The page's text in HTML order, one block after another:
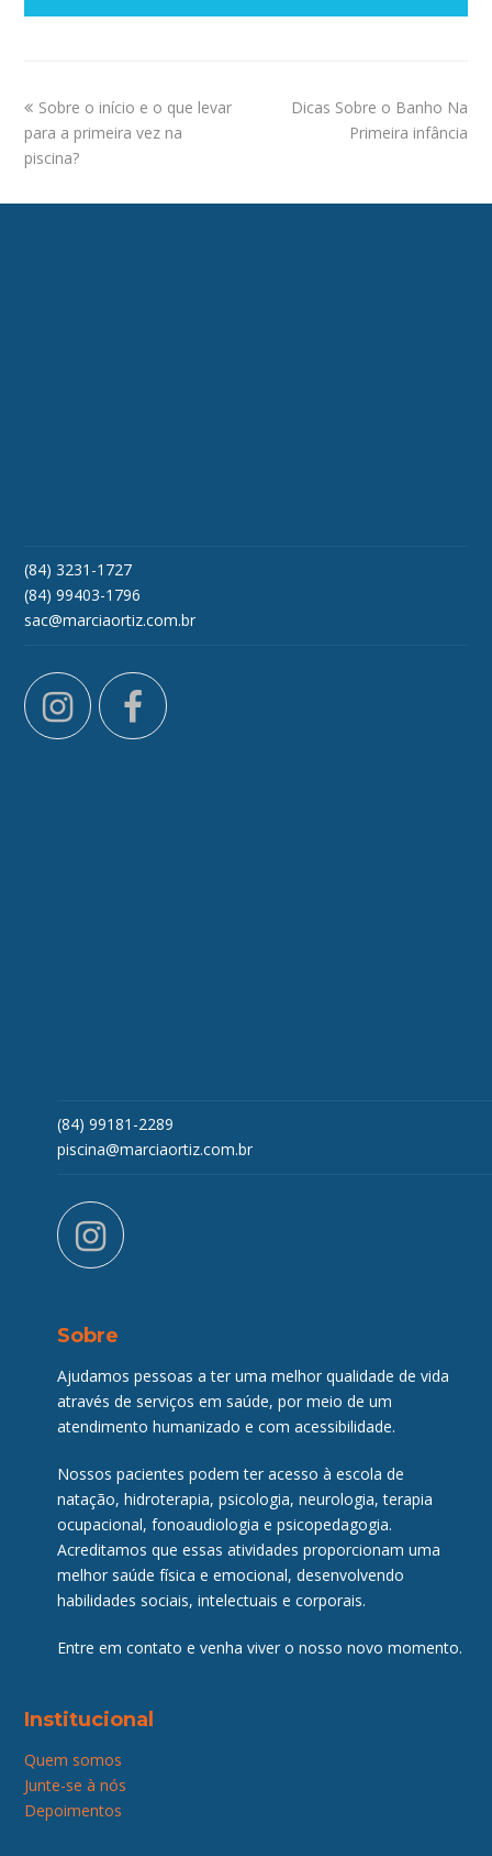
previous
post:
Sobre o início e o que levar
para a primeira vez na
piscina?
next
Dicas Sobre o Banho Na
Primeira infância
(84) 3231-1727
(84) 99403-1796
sac@marciaortiz.com.br
instagramfacebook
(84) 99181-2289
piscina@marciaortiz.com.br
instagram
Sobre
Ajudamos pessoas a ter uma melhor qualidade de vida
através de serviços em saúde, por meio de um
atendimento humanizado e com acessibilidade.
Nossos pacientes podem ter acesso à escola de
natação, hidroterapia, psicologia, neurologia, terapia
ocupacional, fonoaudiologia e psicopedagogia.
Acreditamos que essas atividades proporcionam uma
melhor saúde física e emocional, desenvolvendo
habilidades sociais, intelectuais e corporais.
Entre em contato e venha viver o nosso novo momento.
Institucional
Quem somos
Junte-se à nós
Depoimentos